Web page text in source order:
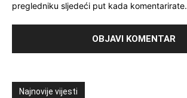
pregledniku sljedeći put kada komentarirate.
Najnovije vijesti